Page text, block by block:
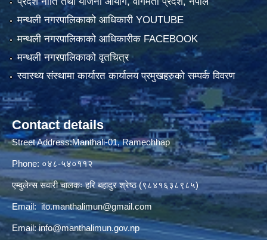
मन्थली नगरपालिकाको आधिकारी YOUTUBE
मन्थली नगरपालिकाको आधिकारीक FACEBOOK
मन्थली नगरपालिकाको वृतचित्र
स्वास्थ्य संस्थामा कार्यारत कार्यालय प्रमुखहरुको सम्पर्क विवरण
Contact details
Street Address:Manthali-01, Ramechhap
Phone: ०४८-५४०११२
एम्वुलेन्स सवारी चालकः हरि बहादुर श्रेष्ठ (९८४१६३८९८५)
Email:ito.manthalimun@gmail.com
Email:info@manthalimun.gov.np